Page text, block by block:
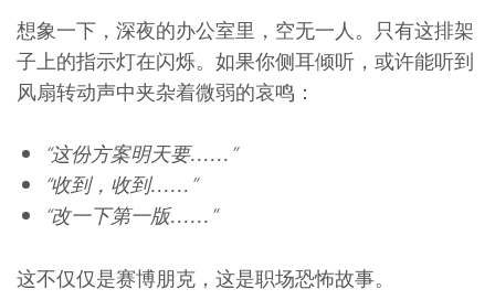
想象一下，深夜的办公室里，空无一人。只有这排架
子上的指示灯在闪烁。如果你侧耳倾听，或许能听到
风扇转动声中夹杂着微弱的哀鸣：
“这份方案明天要……”
“收到，收到……”
“改一下第一版……”
这不仅仅是赛博朋克，这是职场恐怖故事。